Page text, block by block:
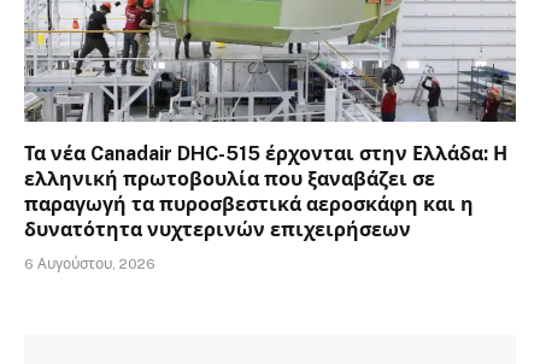
Τα νέα Canadair DHC-515 έρχονται στην Ελλάδα: Η
ελληνική πρωτοβουλία που ξαναβάζει σε
παραγωγή τα πυροσβεστικά αεροσκάφη και η
δυνατότητα νυχτερινών επιχειρήσεων
6 Αυγούστου, 2026